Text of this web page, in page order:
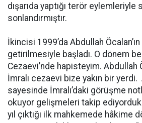
dışarıda yaptığı terör eylemleriyle
sonlandırmıştır.
İkincisi 1999’da Abdullah Öcalan’ın
getirilmesiyle başladı. O dönem
Cezaevi’nde hapisteyim. Abdullah
İmralı cezaevi bize yakın bir
sayesinde İmralı’daki görüşme
okuyor gelişmeleri takip
yıl çıktığı ilk mahkemede hâkime